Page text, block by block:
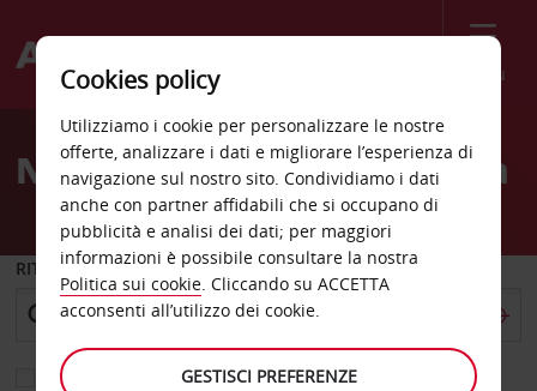
Menù
Welcome
AvisNoleggio auto Kailua Kona
RITIRO DA
Scegli una località di riconsegna diversa
Cookies policy
Utilizziamo i cookie per personalizzare le nostre
offerte, analizzare i dati e migliorare l’esperienza di
navigazione sul nostro sito. Condividiamo i dati
anche con partner affidabili che si occupano di
pubblicità e analisi dei dati; per maggiori
informazioni è possibile consultare la nostra
Politica sui cookie. Cliccando su ACCETTA
acconsenti all’utilizzo dei cookie.
GESTISCI PREFERENZE